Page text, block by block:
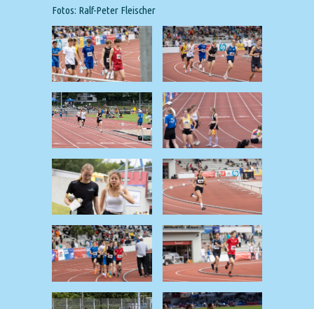
Fotos: Ralf-Peter Fleischer